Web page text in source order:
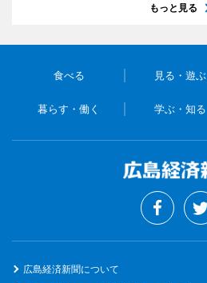
もっと見る
食べる 見る・遊ぶ
暮らす・働く 学ぶ・知る
広島経済新聞について